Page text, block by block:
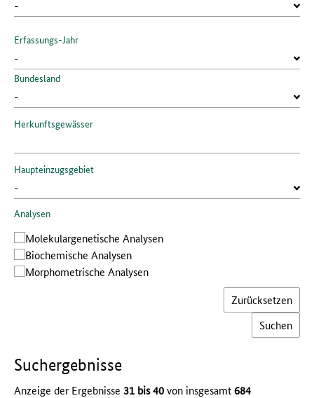
Erfassungs-Jahr
Bundesland
Herkunftsgewässer
Haupteinzugsgebiet
Analysen
Molekular­genetische Analysen
Bio­chemische Analysen
Morphometrische Analysen
Zurücksetzen
Such­ergebnisse
Anzeige der Ergebnisse 31 bis 40von insgesamt684